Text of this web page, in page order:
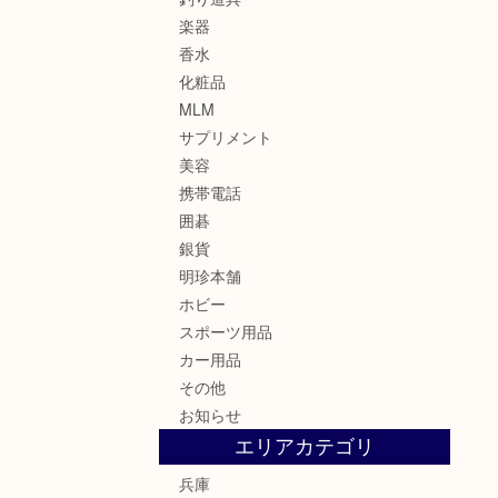
楽器
香水
化粧品
MLM
サプリメント
美容
携帯電話
囲碁
銀貨
明珍本舗
ホビー
スポーツ用品
カー用品
その他
お知らせ
エリアカテゴリ
兵庫